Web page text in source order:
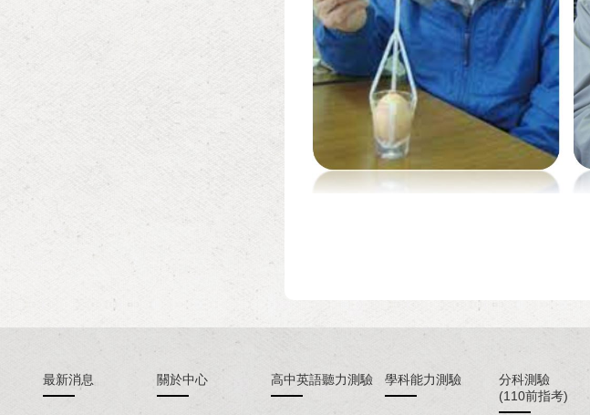
最新消息 關於中心 高中英語聽力測驗 學科能力測驗
分科測驗
(110前指考)